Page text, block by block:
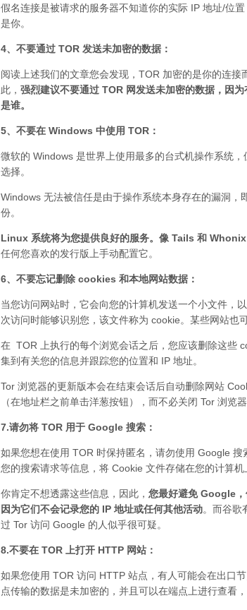
假名连接是被请求的服务器不知道你的实际 IP 地址/位
是你。
4、不要通过 TOR 发送未加密的数据：
阅读上述我们的文章您会发现，TOR 加密的是你的连
此， 强烈建议不要通过 TOR 网发送未加密的数据，因
是谁。
5、不要在 Windows 中使用 TOR：
微软的 Windows 是世界上使用最多的台式机操作系统
选择。
Windows 无法被信任是由于操作系统本身存在的漏洞
份。
Linux 系统将为您提供良好的服务。像 Tails 和
任何您喜欢的发行版上手动配置它。
6、不要忘记删除 cookies 和本地网站数据：
当您访问网站时，它会向您的计算机发送一个小文件，
次访问时能够识别您，该文件称为 cookie。某些网站也
在 TOR 上执行的每个浏览会话之后，您应该删除这些
集到有关您的信息并跟踪您的位置和 IP 地址。
Tor 浏览器的更新版本会在结束会话后自动删除网站
（在地址栏之前单击洋葱按钮），而不必关闭 Tor 浏览器
7.请勿将 TOR 用于 Google 搜索：
如果您想在使用 TOR 时保持匿名，请勿使用 Google
您的搜索请求等信息，将 Cookie 文件存储在您的计算
你肯定不想透露这些信息，因此， 您最好避免 Google
因为它们不会记录您的 IP 地址或任何其他活动。而谷歌
过 Tor 访问 Google 的人似乎很可疑。
8.不要在 TOR 上打开 HTTP 网站：
如果您使用 TOR 访问 HTTP 站点，有人可能会在出口
点传输的数据是未加密的，并且可以在端点上进行查看